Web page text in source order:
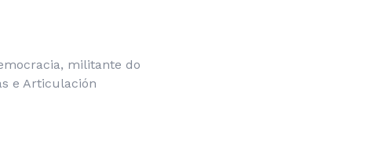
militante do
e Articulación